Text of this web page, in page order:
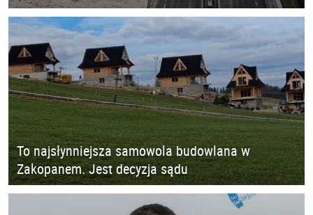
To najsłynniejsza samowola budowlana w
Zakopanem. Jest decyzja sądu